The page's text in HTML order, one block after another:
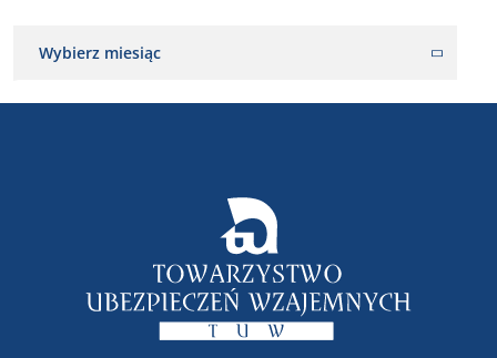
Wybierz miesiąc